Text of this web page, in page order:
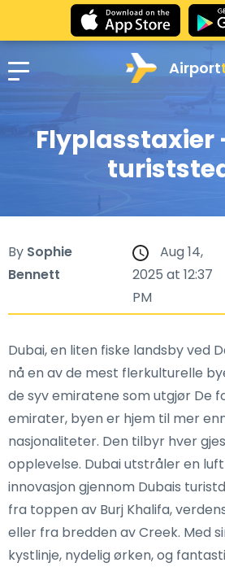
Airport
Flyplasstaxier
By Sophie
Bennett
Aug 14,
2025 at 12:37
PM
Dubai, en liten fiske landsby ved
nå en av de mest flerkulturelle
de syv emiratene som utgjør De
emirater, byen er hjem til mer
nasjonaliteter. Den tilbyr hver
opplevelse. Dubai utstråler en
innovasjon gjennom Dubais
fra toppen av Burj Khalifa,
eller fra bredden av Creek. Med
kystlinje, nydelig ørken, og